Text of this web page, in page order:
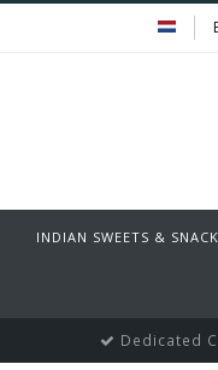
INDIAN SWEETS &
Dedicated